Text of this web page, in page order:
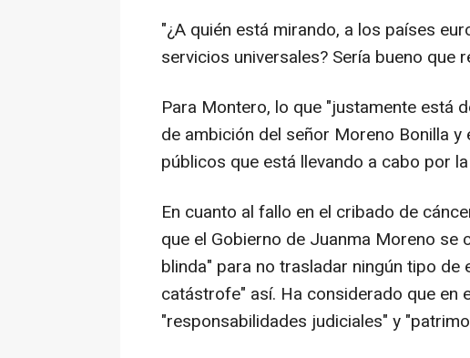
"¿A quién está mirando, a los países
servicios universales? Sería bueno que
Para Montero, lo que "justamente está
de ambición del señor Moreno Bonilla
públicos que está llevando a cabo por
En cuanto al fallo en el cribado de
que el Gobierno de Juanma Moreno se
blinda" para no trasladar ningún tipo de
catástrofe" así. Ha considerado que en
"responsabilidades judiciales" y